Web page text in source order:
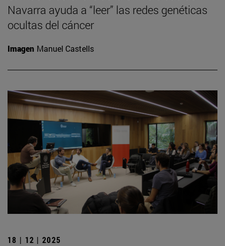
Navarra ayuda a “leer” las redes genéticas
ocultas del cáncer
Imagen Manuel Castells
18 | 12 | 2025